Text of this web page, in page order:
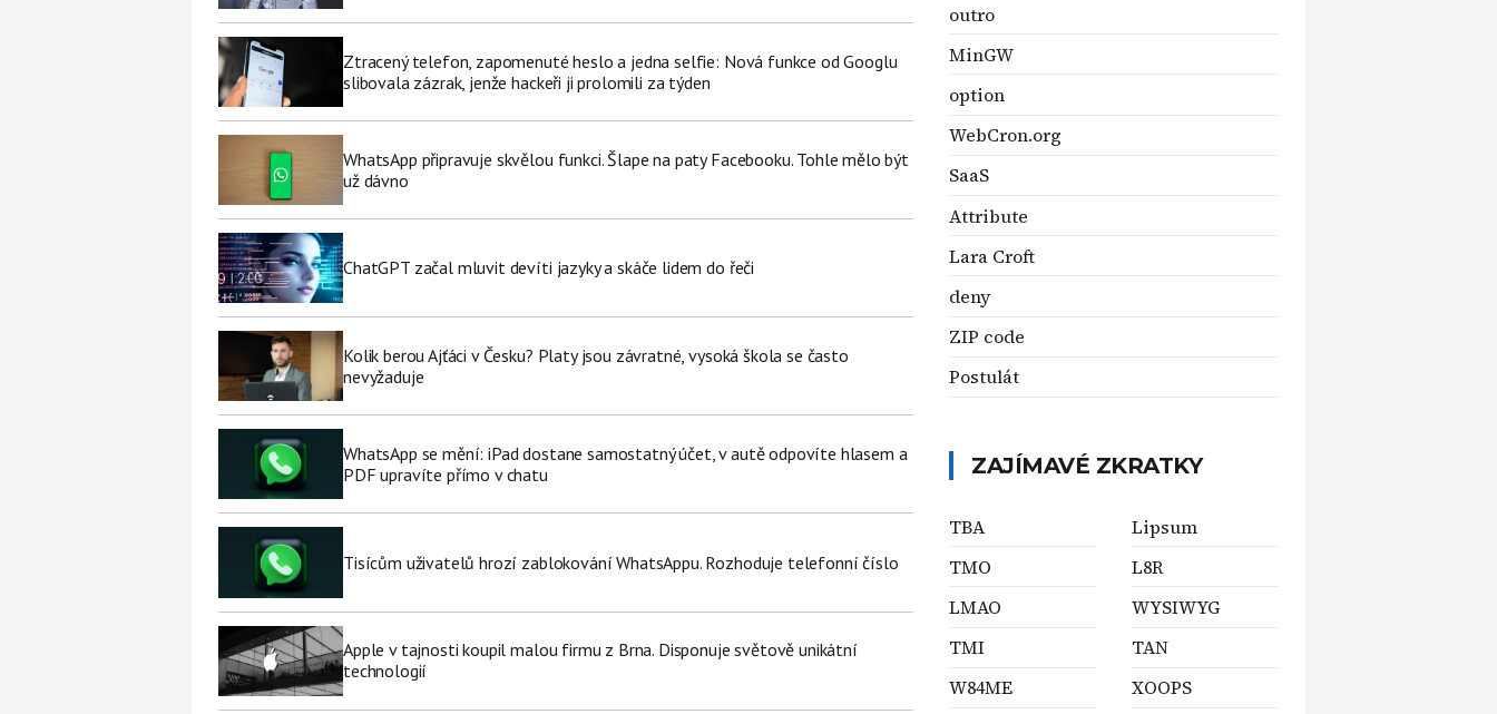
Ztracený telefon, zapomenuté heslo a jedna selfie: Nová funkce od Googlu
slibovala zázrak, jenže hackeři ji prolomili za týden
WhatsApp připravuje skvělou funkci. Šlape na paty Facebooku. Tohle mělo být
už dávno
ChatGPT začal mluvit devíti jazyky a skáče lidem do řeči
Kolik berou Ajťáci v Česku? Platy jsou závratné, vysoká škola se často
nevyžaduje
WhatsApp se mění: iPad dostane samostatný účet, v autě odpovíte hlasem a
PDF upravíte přímo v chatu
Tisícům uživatelů hrozí zablokování WhatsAppu. Rozhoduje telefonní číslo
Apple v tajnosti koupil malou firmu z Brna. Disponuje světově unikátní
technologií
outro
MinGW
option
WebCron.org
SaaS
Attribute
Lara Croft
deny
ZIP code
Postulát
ZAJÍMAVÉ ZKRATKY
TBA
TMO
LMAO
TMI
W84ME
Lipsum
L8R
WYSIWYG
TAN
XOOPS